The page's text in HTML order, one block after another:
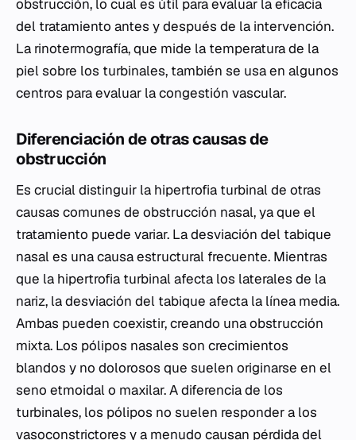
obstrucción, lo cual es útil para evaluar la eficacia
del tratamiento antes y después de la intervención.
La rinotermografía, que mide la temperatura de la
piel sobre los turbinales, también se usa en algunos
centros para evaluar la congestión vascular.
Diferenciación de otras causas de
obstrucción
Es crucial distinguir la hipertrofia turbinal de otras
causas comunes de obstrucción nasal, ya que el
tratamiento puede variar. La desviación del tabique
nasal es una causa estructural frecuente. Mientras
que la hipertrofia turbinal afecta los laterales de la
nariz, la desviación del tabique afecta la línea media.
Ambas pueden coexistir, creando una obstrucción
mixta. Los pólipos nasales son crecimientos
blandos y no dolorosos que suelen originarse en el
seno etmoidal o maxilar. A diferencia de los
turbinales, los pólipos no suelen responder a los
vasoconstrictores y a menudo causan pérdida del